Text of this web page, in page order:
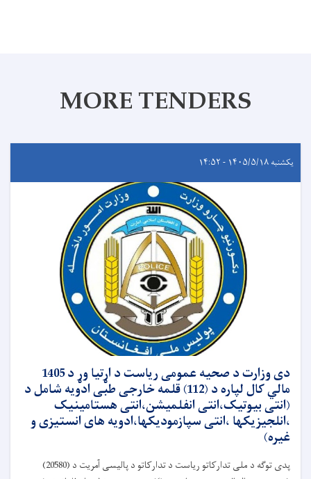
MORE TENDERS
یکشنبه ۱۴۰۵/۵/۱۸ - ۱۴:۵۲
دی وزارت د صحیه عمومی ریاست د اړتیا وړ د 1405
مالي کال لپاره د (112) قلمه خارجی طبی ادویه شامل د
(انتی بیوتیک،انتی انفلمیشن،انتی هستامینیک
،انلجیزیکها ،انتی سپازمودیکها،ادویه های انستیزی و
غیره)
پدی توګه د ملی تدارکاتو ریاست د تدارکاتو د پالیسی آمریت د (20580)